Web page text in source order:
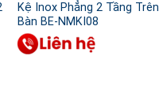
Kệ Inox Phẳng 2 Tầng Trên
Bàn BE-NMKI08